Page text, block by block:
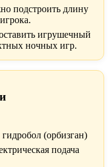
подстроить длину
игрушечный
ночных игр.
(орбизган)
подача